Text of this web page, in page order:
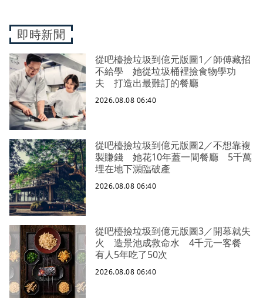
即時新聞
從吧檯撿垃圾到億元版圖1／師傅藏招
不給學 她從垃圾桶裡撿食物學功
夫 打造出最難訂的餐廳
2026.08.08 06:40
從吧檯撿垃圾到億元版圖2／不想靠複
製賺錢 她花10年蓋一間餐廳 5千萬
埋在地下瀕臨破產
2026.08.08 06:40
從吧檯撿垃圾到億元版圖3／開幕就失
火 造景池成救命水 4千元一客餐
有人5年吃了50次
2026.08.08 06:40